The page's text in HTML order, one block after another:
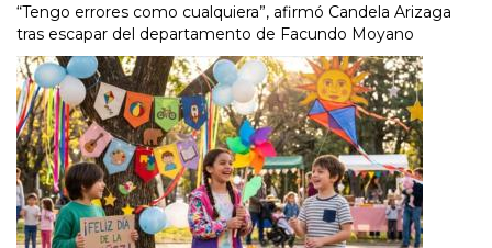
“Tengo errores como cualquiera”, afirmó Candela Arizaga
tras escapar del departamento de Facundo Moyano